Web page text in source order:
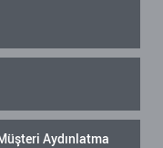
Aydınlatma